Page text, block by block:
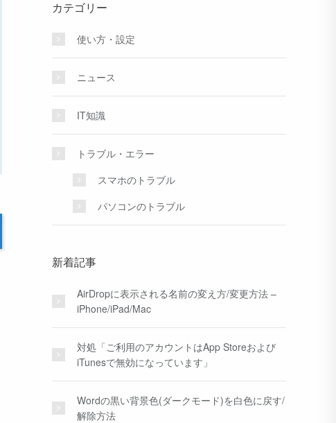
カテゴリー
使い方・設定
ニュース
IT知識
トラブル・エラー
スマホのトラブル
パソコンのトラブル
新着記事
AirDropに表示される名前の変え方/変更方法 –
iPhone/iPad/Mac
対処「ご利用のアカウントはApp Storeおよび
iTunesで無効になっています」
Wordの黒い背景色(ダークモード)を白色に戻す/
解除方法